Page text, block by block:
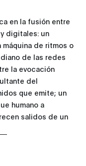
en la fusión entre
digitales: un
máquina de ritmos o
de las redes
la evocación
del
que emite; un
humano a
salidos de un